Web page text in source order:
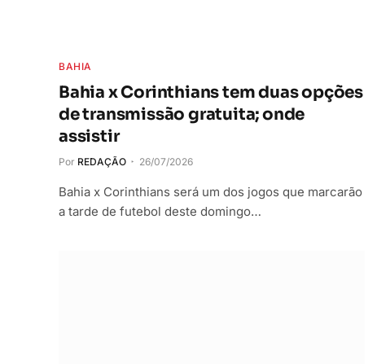
BAHIA
Bahia x Corinthians tem duas opções
de transmissão gratuita; onde
assistir
Por REDAÇÃO 26/07/2026
Bahia x Corinthians será um dos jogos que marcarão
a tarde de futebol deste domingo…